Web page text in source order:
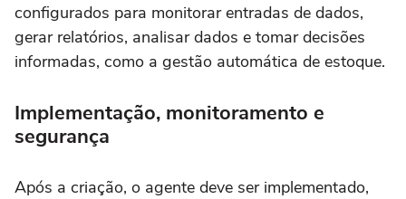
configurados para monitorar entradas de dados,
gerar relatórios, analisar dados e tomar decisões
informadas, como a gestão automática de estoque.
Implementação, monitoramento e
segurança
Após a criação, o agente deve ser implementado,